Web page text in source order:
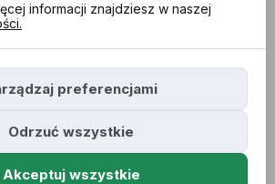
o
podczas
w Polsce?
informacji znajdziesz w naszej
preferencjami
Odrzuć wszystkie
Akceptuj wszystkie